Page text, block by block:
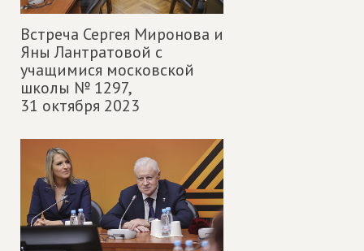
Встреча Сергея Миронова и
Яны Лантратовой с
учащимися московской
школы № 1297,
31 октября 2023